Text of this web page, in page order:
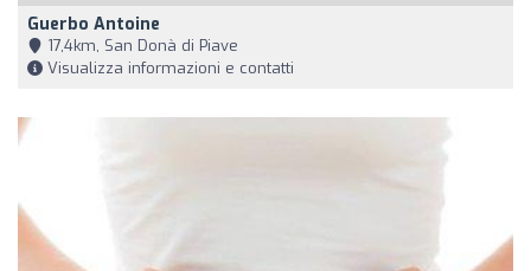
Guerbo Antoine
17,4km, San Donà di Piave
Visualizza informazioni e contatti